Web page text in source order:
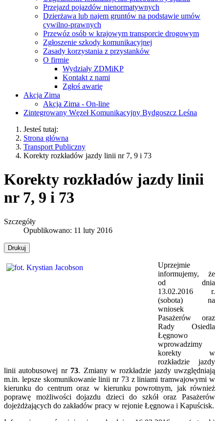
Przejazd pojazdów nienormatywnych
Dzierżawa lub najem gruntów na podstawie umów
cywilno-prawnych
Przewóz osób w krajowym transporcie drogowym
Zgłoszenie szkody komunikacyjnej
Zasady korzystania z przystanków
O firmie
Wydziały ZDMiKP
Kontakt z nami
Zgłoś awarię
Akcja Zima
Akcja Zima - On-line
Zintegrowany Węzeł Komunikacyjny Bydgoszcz Leśna
Jesteś tutaj:
Strona główna
Transport Publiczny
Korekty rozkładów jazdy linii nr 7, 9 i 73
Korekty rozkładów jazdy linii
nr 7, 9 i 73
Szczegóły
Opublikowano: 11 luty 2016
Drukuj
Uprzejmie
informujemy, że
od dnia
13.02.2016 r.
(sobota) na
wniosek
Pasażerów oraz
Rady Osiedla
Łęgnowo
wprowadzimy
korekty w
rozkładzie jazdy
linii autobusowej nr 73. Zmiany w rozkładzie jazdy uwzględniają
m.in. lepsze skomunikowanie linii nr 73 z liniami tramwajowymi w
kierunku do centrum oraz w kierunku powrotnym, jak również
poprawę możliwości dojazdu dzieci do szkół oraz Pasażerów
dojeżdżających do zakładów pracy w rejonie Łęgnowa i Kapuścisk.